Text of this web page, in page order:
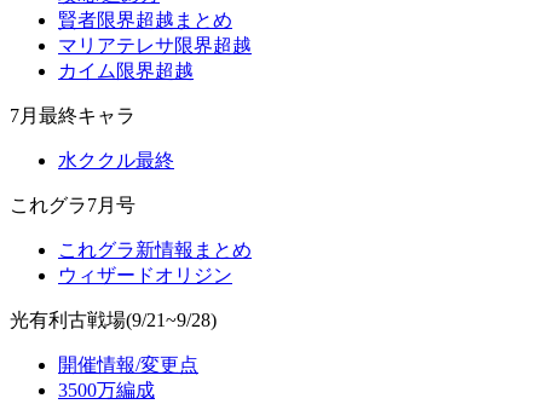
賢者限界超越まとめ
マリアテレサ限界超越
カイム限界超越
7月最終キャラ
水ククル最終
これグラ7月号
これグラ新情報まとめ
ウィザードオリジン
光有利古戦場(9/21~9/28)
開催情報/変更点
3500万編成